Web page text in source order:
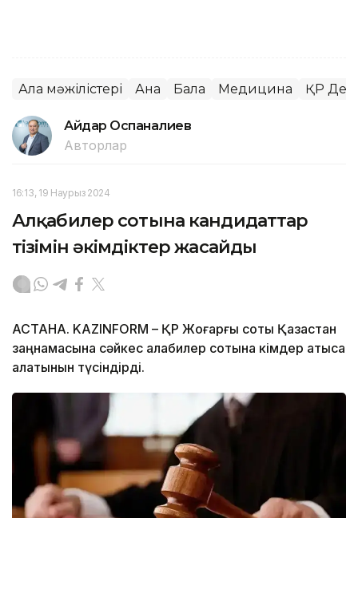
Алқа мәжілістері Ана Бала Медицина ҚР
Айдар Оспаналиев
Авторлар
16:13, 19 Наурыз 2024
Алқабилер сотына кандидаттар
тізімін әкімдіктер жасайды
АСТАНА. KAZINFORM – ҚР Жоғарғы соты Қазақстан
заңнамасына сәйкес алқабилер сотына кімдер қатыса
алатынын түсіндірді.